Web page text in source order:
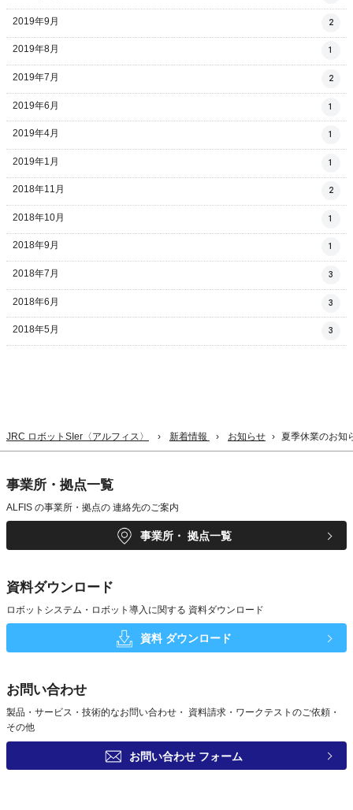
2019年9月 2
2019年8月 1
2019年7月 2
2019年6月 1
2019年4月 1
2019年1月 1
2018年11月 2
2018年10月 1
2018年9月 1
2018年7月 3
2018年6月 3
2018年5月 3
JRC ロボットSIer〈アルフィス〉 新着情報 お知らせ 夏季休業のお
事業所・拠点一覧
ALFIS の事業所・拠点の 連絡先のご案内
事業所・ 拠点一覧
資料ダウンロード
ロボットシステム・ロボット導入に関する 資料ダウンロード
資料 ダウンロード
お問い合わせ
製品・サービス・技術的なお問い合わせ・
資料請求・ワークテストのご依頼・
その他
お問い合わせ フォーム